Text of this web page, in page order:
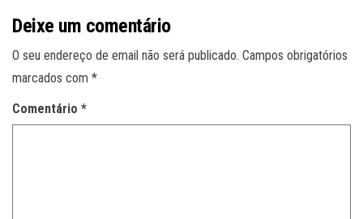
Deixe um comentário
O seu endereço de email não será publicado. Campos obrigatórios
marcados com *
Comentário *